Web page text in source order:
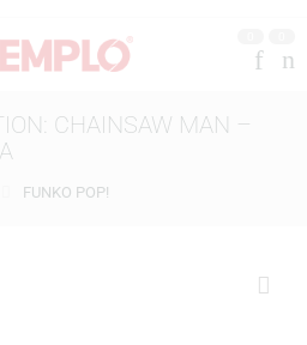
CHAINSAW MAN –
FUNKO POP!